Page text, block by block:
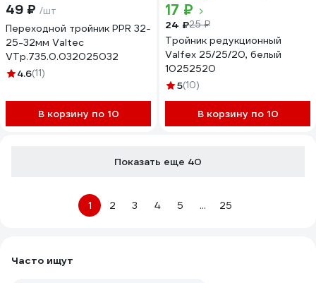
49 ₽ /шт
Переходной тройник PPR 32-
25-32мм Valtec
VTp.735.0.032025032
4.6(11)
В корзину по 10
17 ₽
24 ₽25 ₽
Тройник редукционный
Valfex 25/25/20, белый
10252520
5(10)
В корзину по 10
Показать еще 40
1 2 3 4 5 ... 25
Часто ищут